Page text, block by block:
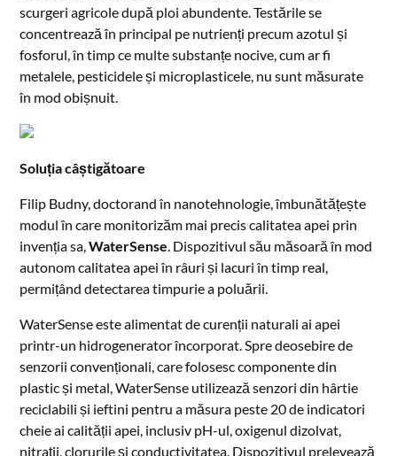
scurgeri agricole după ploi abundente. Testările se
concentrează în principal pe nutrienți precum azotul și
fosforul, în timp ce multe substanțe nocive, cum ar fi
metalele, pesticidele și microplasticele, nu sunt măsurate
în mod obișnuit.
Soluția câștigătoare
Filip Budny, doctorand în nanotehnologie, îmbunătățește
modul în care monitorizăm mai precis calitatea apei prin
invenția sa,WaterSense. Dispozitivul său măsoară în mod
autonom calitatea apei în râuri și lacuri în timp real,
permițând detectarea timpurie a poluării.
WaterSense este alimentat de curenții naturali ai apei
printr-un hidrogenerator încorporat. Spre deosebire de
senzorii convenționali, care folosesc componente din
plastic și metal, WaterSense utilizează senzori din hârtie
reciclabili și ieftini pentru a măsura peste 20 de indicatori
cheie ai calității apei, inclusiv pH-ul, oxigenul dizolvat,
nitrații, clorurile și conductivitatea. Dispozitivul prelevează